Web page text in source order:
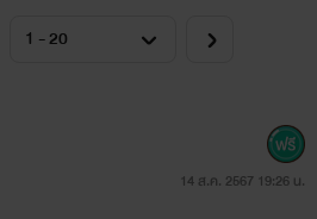
14 ส.ค. 2567 19:26 น.